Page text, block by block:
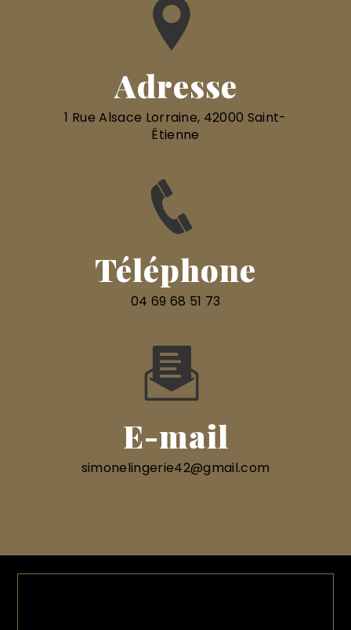
Adresse
1 Rue Alsace Lorraine, 42000 Saint-
Étienne
Téléphone
04 69 68 51 73
E-mail
simonelingerie42@gmail.com